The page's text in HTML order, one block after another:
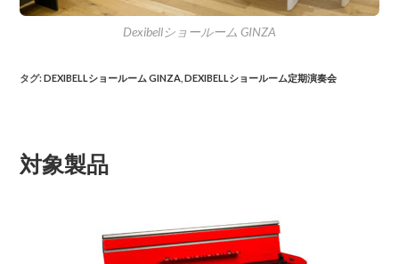
Dexibellショールーム GINZA
タグ:DEXIBELLショールーム GINZA DEXIBELLショールーム定期演奏会
対象製品